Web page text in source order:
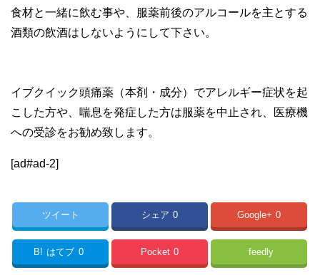
食材と一緒に飲む事や、服薬前後のアルコールを主とする
酒類の飲酒はしないようにして下さい。
イブクイック頭痛薬（本剤・成分）でアレルギー症状を起
こした方や、喘息を発症した方は服薬を中止され、医療機
への受診をお勧め致します。
[ad#ad-2]
ツイート シェア 0 Google+ 0
B! はてブ 0 Pocket 0 feedly